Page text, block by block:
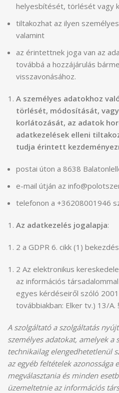
helyesbítését, törlését vagy
tiltakozhat az ilyen
valamint
az érintettnek joga van az
továbbá a hozzájárulás
visszavonásához.
A személyes adatokhoz
törlését, módosítását,
korlátozását, az adatok
adatkezelések elleni
tudja érintett
postai úton a 8638
e-mail útján az
telefonon a +36208001946
Az adatkezelés jogalapja:
2 a GDPR 6. cikk (1)
2 Az elektronikus
az információs
egyes kérdéseiről szóló
továbbiakban: Elker tv.) 13/A.
A szolgáltató a szolgáltatás
személyes adatokat, amelyek a
technikailag elengedhetetlenül
az egyéb feltételek azonossága
megválasztania és minden
üzemeltetnie az információs